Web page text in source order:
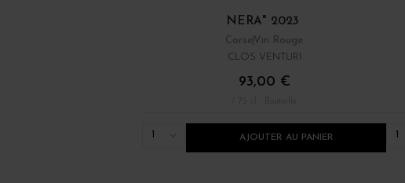
NERA" 2023
Corse Vin Rouge
CLOS VENTURI
93,00 €
AJOUTER AU PANIER